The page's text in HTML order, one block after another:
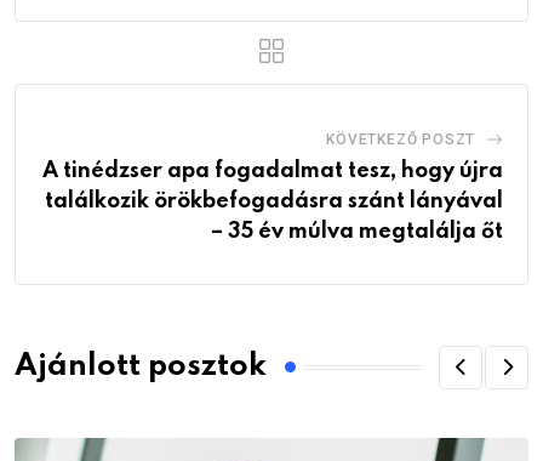
KÖVETKEZŐ POSZT
A tinédzser apa fogadalmat tesz, hogy újra
találkozik örökbefogadásra szánt lányával
– 35 év múlva megtalálja őt
Ajánlott posztok